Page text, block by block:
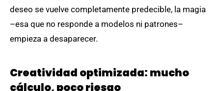
deseo se vuelve completamente predecible, la magia
–esa que no responde a modelos ni patrones–
empieza a desaparecer.
Creatividad optimizada: mucho
cálculo, poco riesgo